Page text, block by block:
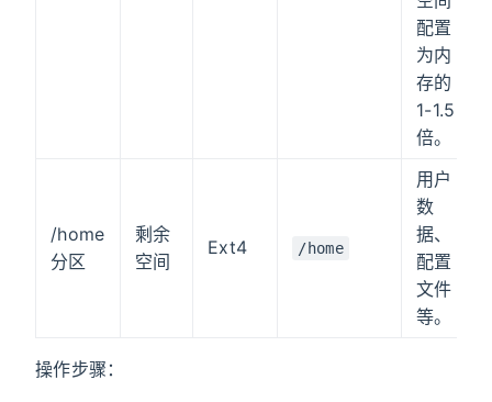
配置
为内
存的
1-1.5
倍。
/home
分区
剩余
空间
Ext4 /home
用户
数
据、
配置
文件
等。
操作步骤：